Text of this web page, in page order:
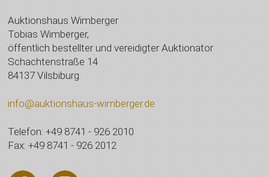
Auktionshaus Wimberger
Tobias Wimberger,
öffentlich bestellter und vereidigter Auktionator
Schachtenstraße 14
84137 Vilsbiburg
info@auktionshaus-wimberger.de
Telefon: +49 8741 - 926 2010
Fax: +49 8741 - 926 2012